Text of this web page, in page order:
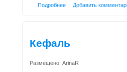
Подробнее Добавить
Кефаль
Размещено: ArinaR